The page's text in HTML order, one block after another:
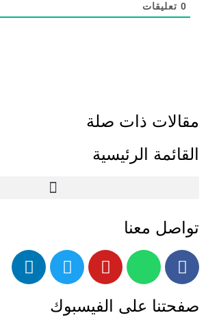
0تعليقات
مقالات ذات صلة
القائمة الرئيسية
تواصل معنا
صفحتنا على الفيسبوك